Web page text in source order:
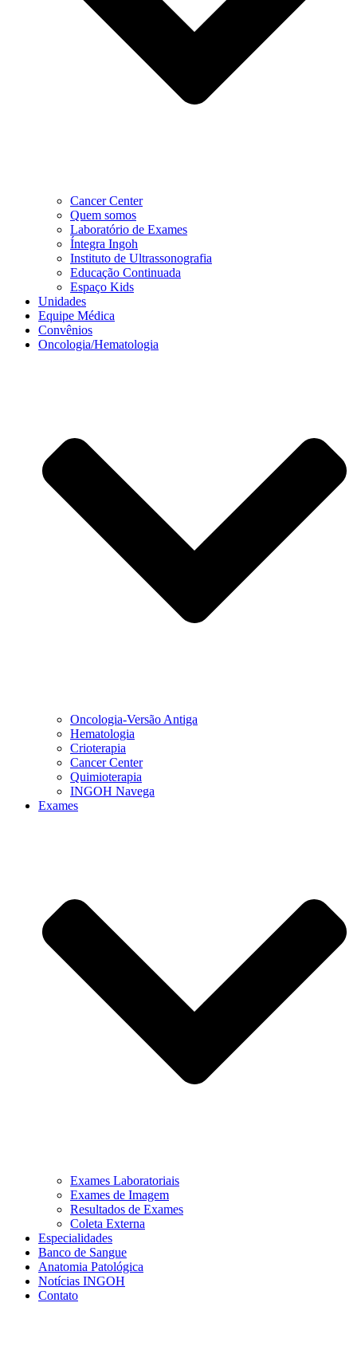
Cancer Center
Quem somos
Laboratório de Exames
Íntegra Ingoh
Instituto de Ultrassonografia
Educação Continuada
Espaço Kids
Unidades
Equipe Médica
Convênios
Oncologia/Hematologia
Oncologia-Versão Antiga
Hematologia
Crioterapia
Cancer Center
Quimioterapia
INGOH Navega
Exames
Exames Laboratoriais
Exames de Imagem
Resultados de Exames
Coleta Externa
Especialidades
Banco de Sangue
Anatomia Patológica
Notícias INGOH
Contato